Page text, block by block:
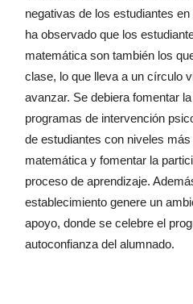
negativas de los estudiantes
ha observado que los
matemática son también los
clase, lo que lleva a un círculo
avanzar. Se debiera fomentar
programas de intervención
de estudiantes con niveles
matemática y fomentar la
proceso de aprendizaje.
establecimiento genere un
apoyo, donde se celebre el
autoconfianza del alumnado.